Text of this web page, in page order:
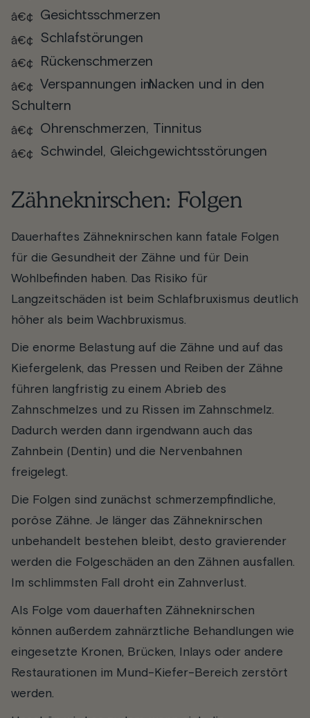
Gesichtsschmerzen
Schlafstörungen
Rückenschmerzen
Verspannungen imNacken und in den
Schultern
Ohrenschmerzen, Tinnitus
Schwindel, Gleichgewichtsstörungen
Zähneknirschen: Folgen
Dauerhaftes Zähneknirschen kann fatale Folgen
für die Gesundheit der Zähne und für Dein
Wohlbefinden haben. Das Risiko für
Langzeitschäden ist beim Schlafbruxismus deutlich
höher als beim Wachbruxismus.
Die enorme Belastung auf die Zähne und auf das
Kiefergelenk, das Pressen und Reiben der Zähne
führen langfristig zu einem Abrieb des
Zahnschmelzes und zu Rissen im Zahnschmelz.
Dadurch werden dann irgendwann auch das
Zahnbein (Dentin) und die Nervenbahnen
freigelegt.
Die Folgen sind zunächst schmerzempfindliche,
poröse Zähne. Je länger das Zähneknirschen
unbehandelt bestehen bleibt, desto gravierender
werden die Folgeschäden an den Zähnen ausfallen.
Im schlimmsten Fall droht ein Zahnverlust.
Als Folge vom dauerhaften Zähneknirschen
können außerdem zahnärztliche Behandlungen wie
eingesetzte Kronen, Brücken, Inlays oder andere
Restaurationen im Mund-Kiefer-Bereich zerstört
werden.